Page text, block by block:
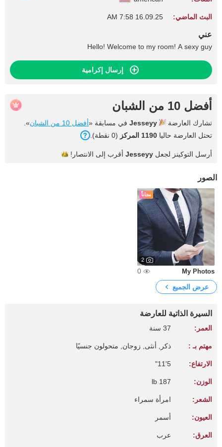
البث الماضي: 16.09.25 7:58 AM
عني
Hello! Welcome to my room! A sexy guy
إرسال إكرامية
أفضل 10 من الشبان
تشارك العارضة Jesseyy في مسابقة «أفضل 10 من الشبان
».
تحتل العارضة حاليا 1190 المركز (0 نقطة).
أرسل التوكينز لجعل Jesseyy أقرب إلى الانتصار!
الصور
مجاناً
2
My Photos
0
عرض الجميع
السيرة الذاتية للعارضة
العمر: 37 سنة
مهتم بـ : ذكر, أنثى, زوجان, متحولون جنسيًا
الارتفاع: 5'11"
الوزن: 187 lb
الشعر: امرأة سمراء
العيون: أسمر
العرق: عرب